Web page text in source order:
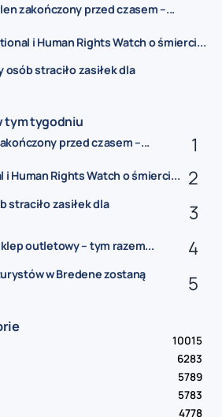
zakończony przed czasem –...
i Human Rights Watch o śmierci...
osób straciło zasiłek dla
tym tygodniu
przed czasem –...
Human Rights Watch o śmierci...
straciło zasiłek dla
outletowy – tym razem...
w Bredene zostaną
10015
6283
5789
5783
4778